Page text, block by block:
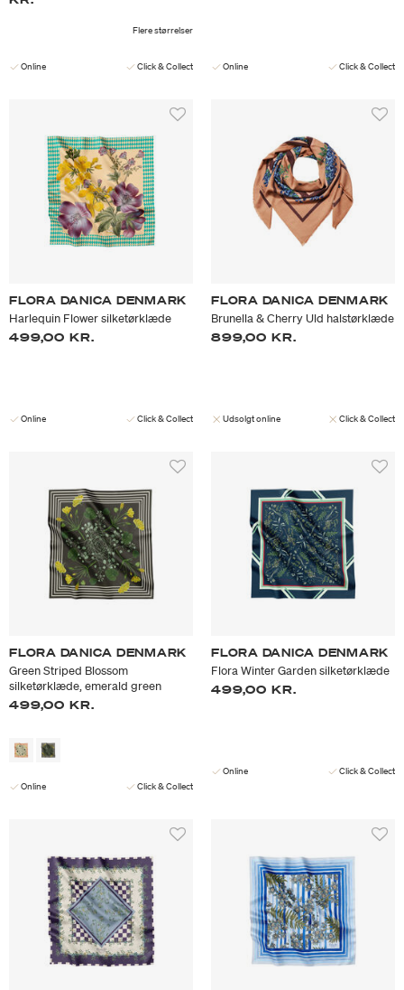
Flere størrelser
Online Click & Collect Online Click & Collect
FLORA DANICA DENMARK
Harlequin Flower silketørklæde
499,00 KR.
Online Click & Collect
FLORA DANICA DENMARK
Brunella & Cherry Uld halstørklæde
899,00 KR.
Udsolgt online Click & Collect
FLORA DANICA DENMARK
Green Striped Blossom
silketørklæde, emerald green
499,00 KR.
Online Click & Collect
FLORA DANICA DENMARK
Flora Winter Garden silketørklæde
499,00 KR.
Online Click & Collect